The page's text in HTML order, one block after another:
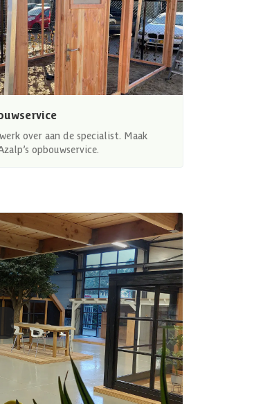
over aan de specialist. Maak
opbouwservice.